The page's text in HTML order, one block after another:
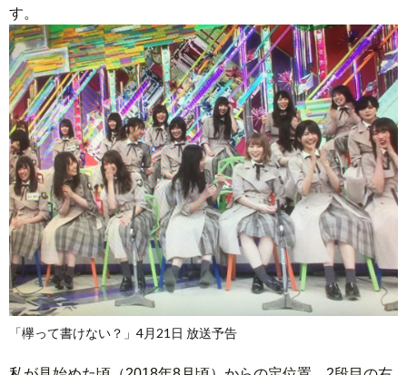
す。
「欅って書けない？」4月21日 放送予告